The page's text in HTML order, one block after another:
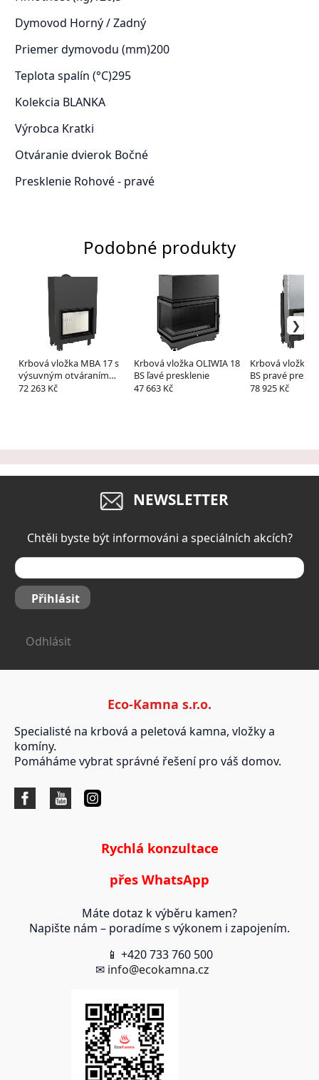
Dymovod Horný / Zadný
Priemer dymovodu (mm)200
Teplota spalín (°C)295
Kolekcia BLANKA
Výrobca Kratki
Otváranie dvierok Bočné
Presklenie Rohové - pravé
Podobné produkty
Krbová vložka MBA 17 s
výsuvným otváraním
dvierok
72 263 Kč
Krbová vložka OLIWIA 18
BS ľavé presklenie
47 663 Kč
Krbová vložka
BS pravé
výsuvným
78 925 Kč
NEWSLETTER
Chtěli byste být informováni a speciálních akcích?
Přihlásit
Odhlásit
Eco-Kamna s.r.o.
Specialisté na krbová a peletová kamna, vložky a
komíny.
Pomáháme vybrat správné řešení pro váš domov.
Rychlá konzultace
přes WhatsApp
Máte dotaz k výběru kamen?
Napište nám – poradíme s výkonem i zapojením.
📱 +420 733 760 500
✉ info@ecokamna.cz